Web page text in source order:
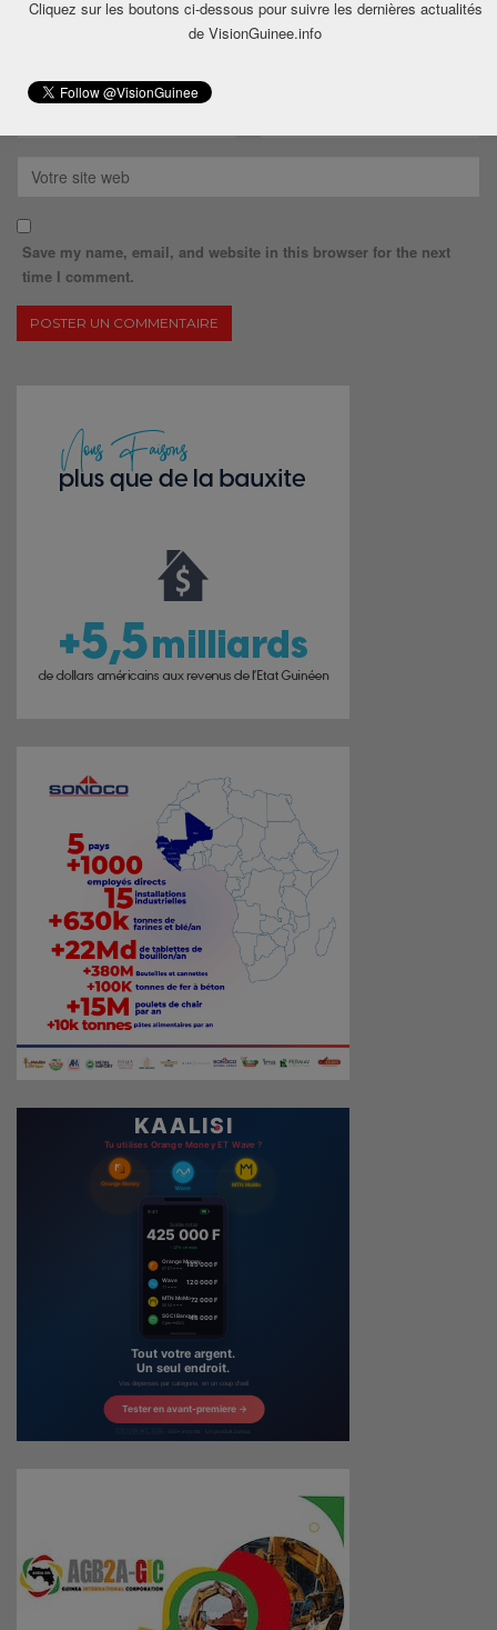
Save my name, email, and website in this browser for the next
time I comment.
Cliquez sur les boutons ci-dessous pour suivre les dernières actualités
de VisionGuinee.info